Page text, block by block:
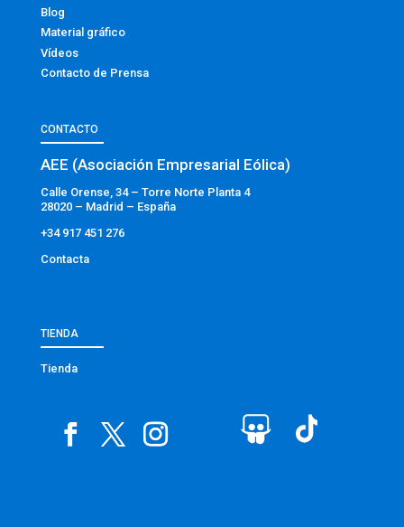
Blog
Material gráfico
Vídeos
Contacto de Prensa
CONTACTO
AEE (Asociación Empresarial Eólica)
Calle Orense, 34 – Torre Norte Planta 4
28020 – Madrid – España
+34 917 451 276
Contacta
TIENDA
Tienda